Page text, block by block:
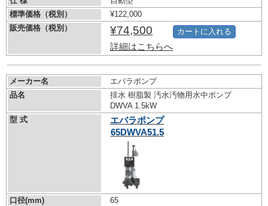
標準価格（税別）
¥122,000
販売価格（税別）
¥74,500
詳細はこちらへ
カートに入れる
メーカー名
エバラポンプ
品名
排水 樹脂製 汚水汚物用水中ポンプ
DWVA 1.5kW
型 式
エバラポンプ
65DWVA51.5
口径(mm)
65